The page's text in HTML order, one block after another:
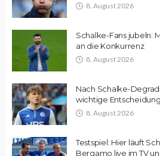
8. August 2026
Schalke-Fans jubeln:
an die Konkurrenz
8. August 2026
Nach Schalke-
wichtige Entscheidung
8. August 2026
Testspiel: Hier läuft
Bergamo live im TV